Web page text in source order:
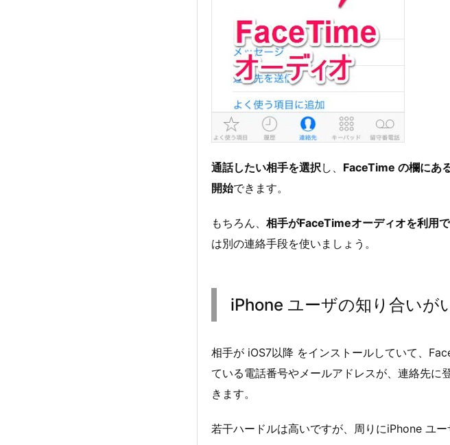
通話したい相手を選択し、 FaceTime の欄にあ
開始できます。
もちろん、 相手がFaceTimeオーディオを利用
は別の連絡手段を使いましょう。
iPhone ユーザの知り合いが
相手が iOS7以降 をインストールしていて、
ている電話番号やメールアドレスが、連絡先
きます。
若干ハードルは高いですが、周りにiPhone ユー